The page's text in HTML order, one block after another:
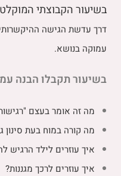
בשיעור הקבוצתי
דרך עדשת הגישה
עמוקה בנושא.
בשיעור תקבלו הבנה
מה זה אומר בעצם
מה קורה במוח בעת סינון
איך עוזרים לילד הרגיש
איך עוזרים לרכך מגננות?